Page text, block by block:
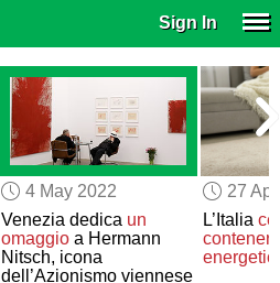
Sign In
4 May 2022
Venezia dedica un
omaggioa Hermann
Nitsch, icona
dell’Azionismo viennese
27
L’Italia
energetici